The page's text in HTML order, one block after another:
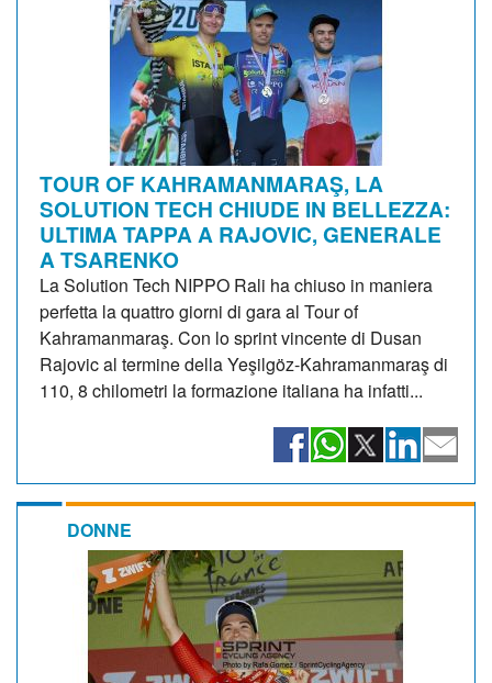
TOUR OF KAHRAMANMARAŞ, LA
SOLUTION TECH CHIUDE IN BELLEZZA:
ULTIMA TAPPA A RAJOVIC, GENERALE
A TSARENKO
La Solution Tech NIPPO Rali ha chiuso in maniera
perfetta la quattro giorni di gara al Tour of
Kahramanmaraş. Con lo sprint vincente di Dusan
Rajovic al termine della Yeşilgöz-Kahramanmaraş di
110, 8 chilometri la formazione italiana ha infatti...
DONNE